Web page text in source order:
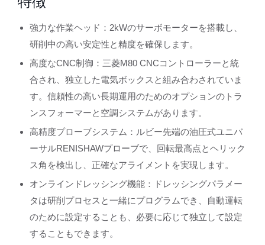
強力な作業ヘッド：2kWのサーボモーターを搭載し、
研削中の高い安定性と精度を確保します。
高度なCNC制御：三菱M80 CNCコントローラーと統
合され、独立した電気ボックスと組み合わされていま
す。信頼性の高い長期運用のためのオプションのトラ
ンスフォーマーと空調システムがあります。
高精度プローブシステム：ルビー先端の油圧式ユニバ
ーサルRENISHAWプローブで、回転最高点とヘリック
ス角を検出し、正確なアライメントを実現します。
オンラインドレッシング機能：ドレッシングパラメー
タは研削プロセスと一緒にプログラムでき、自動運転
のために設定することも、必要に応じて独立して設定
することもできます。